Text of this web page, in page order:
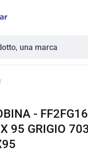
-
95 GRIGIO